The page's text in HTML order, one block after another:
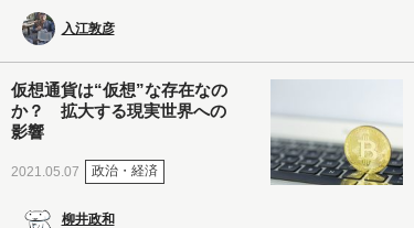
入江敦彦
仮想通貨は“仮想”な存在なの
か？ 拡大する現実世界への
影響
2021.05.07 政治・経済
柳井政和